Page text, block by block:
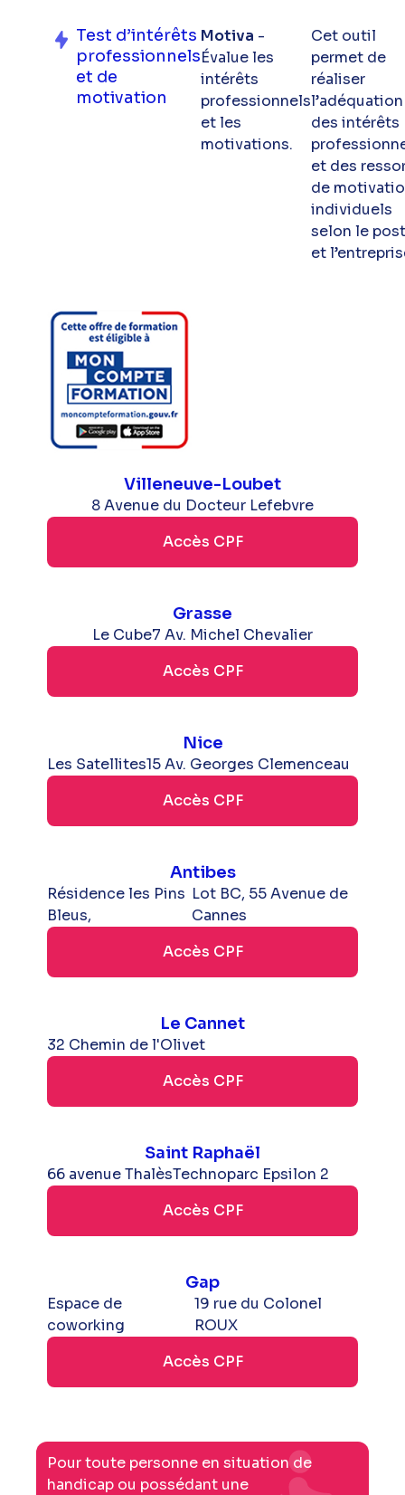
Test d’intérêts
professionnels
et de
motivation
Motiva -
Évalue les
intérêts
professionnels
et les
motivations.
Cet outil
permet de
réaliser
l’adéquation
des intérêts
et des
de
individuels
selon le
et
Villeneuve-Loubet
8 Avenue du Docteur Lefebvre
Accès CPF
Grasse
Le Cube7 Av. Michel Chevalier
Accès CPF
Nice
Les Satellites15 Av. Georges Clemenceau
Accès CPF
Antibes
Résidence les Pins
Bleus,
Lot BC, 55 Avenue de
Cannes
Accès CPF
Le Cannet
32 Chemin de l'Olivet
Accès CPF
Saint Raphaël
66 avenue ThalèsTechnoparc Epsilon 2
Accès CPF
Gap
Espace de
coworking
19 rue du Colonel
ROUX
Accès CPF
Pour toute personne en situation de
handicap ou possédant une